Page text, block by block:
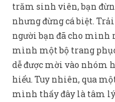
trăm sinh viên, bạn
nhưng đừng cá biệt.
người bạn đã cho mình
mình một bộ trang phục
dễ được mời vào nhóm
hiểu. Tuy nhiên, qua
mình thấy đây là tâm